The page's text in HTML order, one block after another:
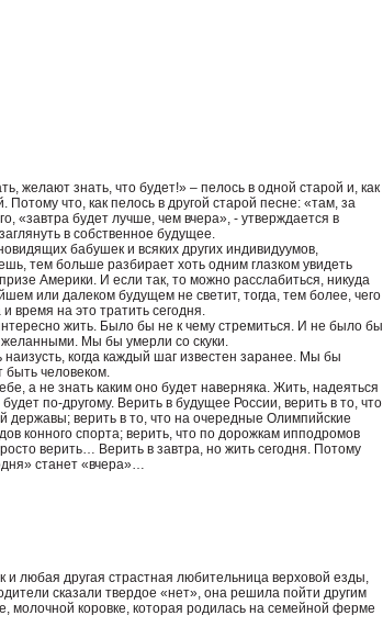
желают знать, что будет!» – пелось в одной старой и, как
что, как пелось в другой старой песне: «там, за
«завтра будет лучше, чем вчера», - утверждается в
в собственное будущее.
бабушек и всяких других индивидуумов,
тем больше разбирает хоть одним глазком увидеть
Америки. И если так, то можно расслабиться, никуда
или далеком будущем не светит, тогда, тем более, чего
время на это тратить сегодня.
жить. Было бы не к чему стремиться. И не было бы
Мы бы умерли со скуки.
когда каждый шаг известен заранее. Мы бы
быть человеком.
а не знать каким оно будет наверняка. Жить, надеяться
по-другому. Верить в будущее России, верить в то, что
державы; верить в то, что на очередные Олимпийские
конного спорта; верить, что по дорожкам ипподромов
верить… Верить в завтра, но жить сегодня. Потому
станет «вчера»…
и любая другая страстная любительница верховой езды,
сказали твердое «нет», она решила пойти другим
молочной коровке, которая родилась на семейной ферме